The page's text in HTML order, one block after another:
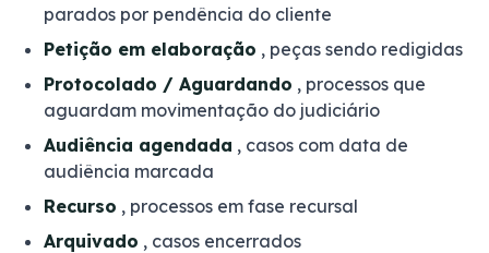
parados por pendência do cliente
Petição em elaboração , peças sendo redigidas
Protocolado / Aguardando , processos que
aguardam movimentação do judiciário
Audiência agendada , casos com data de
audiência marcada
Recurso , processos em fase recursal
Arquivado , casos encerrados